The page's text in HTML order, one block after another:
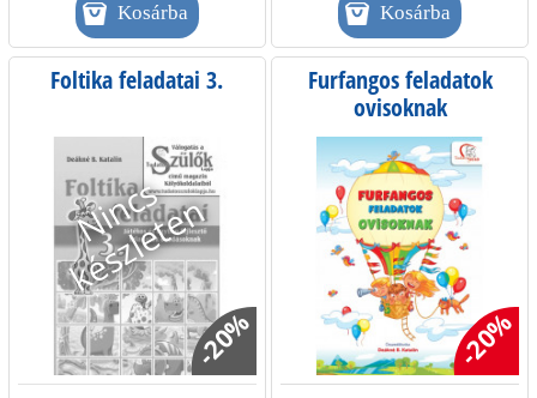
Foltika feladatai 3.
-20%
Furfangos feladatok
ovisoknak
-20%